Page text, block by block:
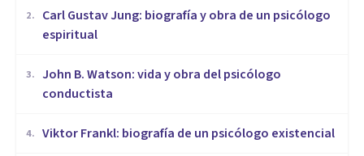
2.
​Carl Gustav Jung: biografía y obra de un psicólogo
espiritual
3. John B. Watson: vida y obra del psicólogo
conductista
4. Viktor Frankl: biografía de un psicólogo existencial